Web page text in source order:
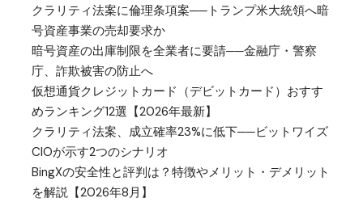
クラリティ法案に倫理条項案──トランプ米大統領へ暗
号資産事業の売却要求か
暗号資産の出庫制限を全業者に要請──金融庁・警察
庁、詐欺被害の防止へ
仮想通貨クレジットカード（デビットカード）おすす
めランキング12選【2026年最新】
クラリティ法案、成立確率23%に低下──ビットワイズ
CIOが示す2つのシナリオ
BingXの安全性と評判は？特徴やメリット・デメリット
を解説【2026年8月】